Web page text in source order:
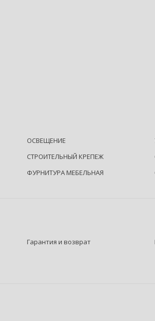
ОСВЕЩЕНИЕ
СТРОИТЕЛЬНЫЙ КРЕПЕЖ
ФУРНИТУРА МЕБЕЛЬНАЯ
Гарантия и возврат